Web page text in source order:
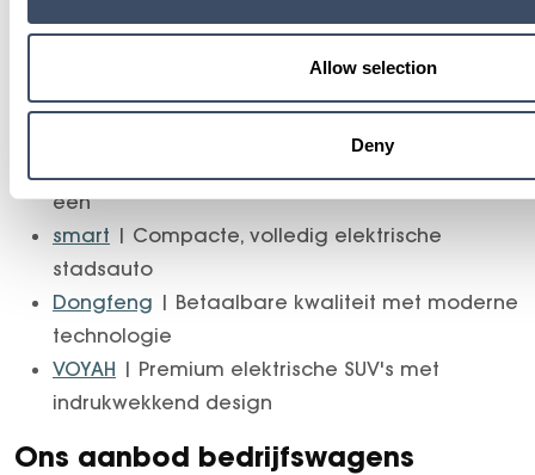
Allow selection
Deny
rijklaar en snel beschikbaar. Ideaal voor zowel
particuliere rijders als zakelijke klanten.
Ons aanbod personenwagens
één
smart | Compacte, volledig elektrische
stadsauto
Dongfeng | Betaalbare kwaliteit met moderne
technologie
VOYAH | Premium elektrische SUV's met
indrukwekkend design
Ons aanbod bedrijfswagens